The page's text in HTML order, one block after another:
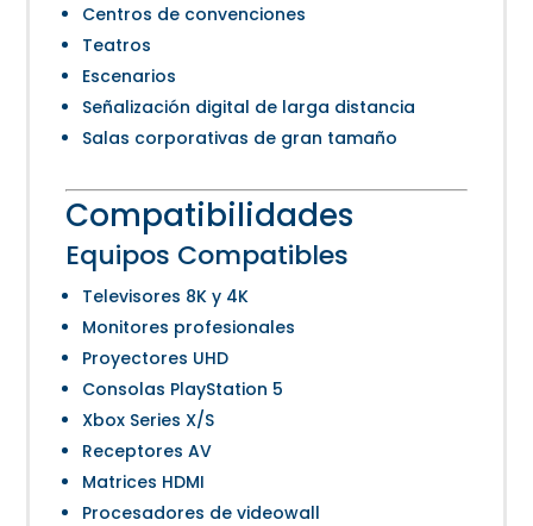
Centros de convenciones
Teatros
Escenarios
Señalización digital de larga distancia
Salas corporativas de gran tamaño
Compatibilidades
Equipos Compatibles
Televisores 8K y 4K
Monitores profesionales
Proyectores UHD
Consolas PlayStation 5
Xbox Series X/S
Receptores AV
Matrices HDMI
Procesadores de videowall